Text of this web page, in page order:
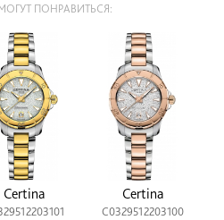
ПОНРАВИТЬСЯ:
Certina Certina
C0329512203100